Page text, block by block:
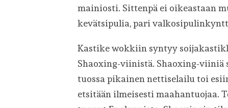
mainiosti. Sittenpä ei oikeastaan
kevätsipulia, pari
Kastike wokkiin syntyy
Shaoxing-viinistä. Shaoxing-viiniä
tuossa pikainen nettiselailu toi
etsitään ilmeisesti maahantuojaa.